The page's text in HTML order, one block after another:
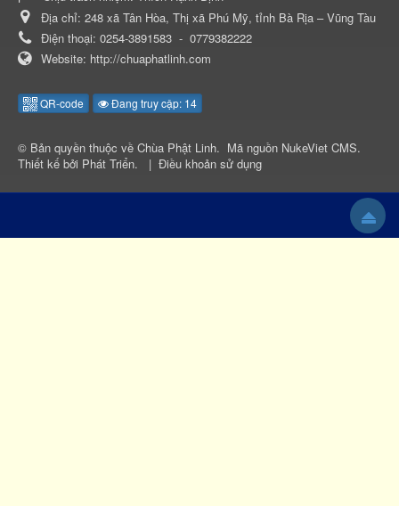
Địa chỉ: 248 xã Tân Hòa, Thị xã Phú Mỹ, tỉnh Bà Rịa – Vũng Tàu
Điện thoại: 0254-3891583 - 0779382222
Website: http://chuaphatlinh.com
QR-code Đang truy cập: 14
© Bản quyền thuộc về Chùa Phật Linh. Mã nguồn NukeViet CMS.
Thiết kế bởi Phát Triển. | Điều khoản sử dụng